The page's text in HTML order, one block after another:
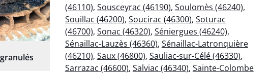
(46110), Sousceyrac (46190), Soulomès (46240),
Souillac (46200), Soucirac (46300), Soturac
(46700), Sonac (46320), Séniergues (46240),
Sénaillac-Lauzès (46360), Sénaillac-Latronquière
(46210), Saux (46800), Sauliac-sur-Célé (46330),
Sarrazac (46600), Salviac (46340), Sainte-Colombe